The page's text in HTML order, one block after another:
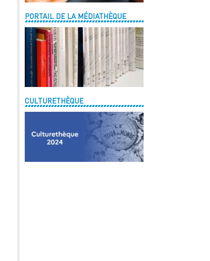
PORTAIL DE LA MÉDIATHÈQUE
CULTURETHÈQUE